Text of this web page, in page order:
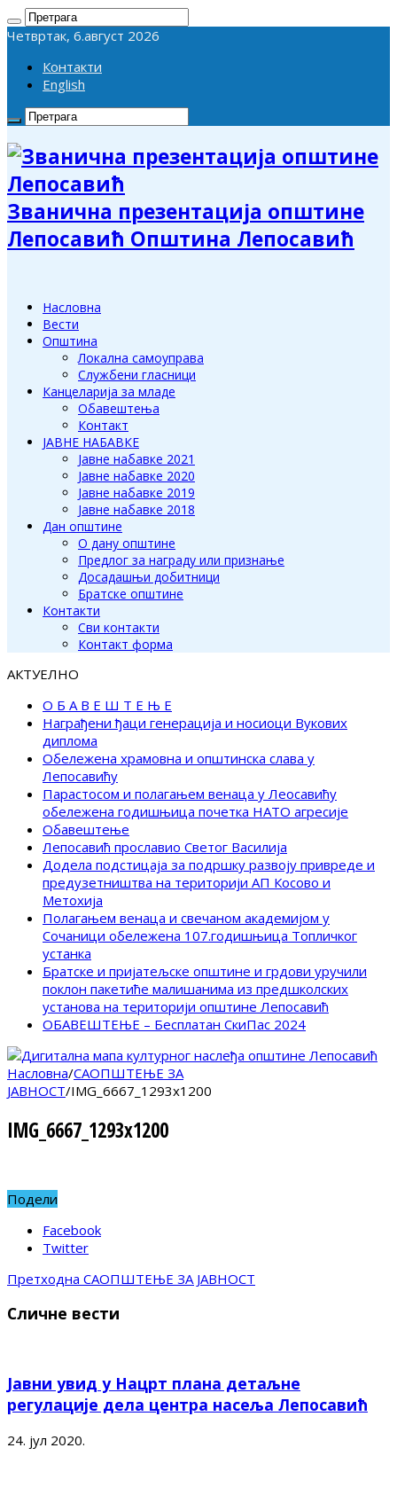
Четвртак, 6.август 2026
Контакти
English
Званична презентација општине
Лепосавић Општина Лепосавић
Насловна
Вести
Општина
Локална самоуправа
Службени гласници
Канцеларија за младе
Обавештења
Контакт
ЈАВНЕ НАБАВКЕ
Јавне набавке 2021
Јавне набавке 2020
Јавне набавке 2019
Јавне набавке 2018
Дан општине
О дану општине
Предлог за награду или признање
Досадашњи добитници
Братске општине
Контакти
Сви контакти
Контакт форма
АКТУЕЛНО
О Б А В Е Ш Т Е Њ Е
Награђени ђаци генерација и носиоци Вукових
диплома
Обележена храмовна и општинска слава у
Лепосавићу
Парастосом и полагањем венаца у Леосавићу
обележена годишњица почетка НАТО агресије
Обавештење
Лепосавић прославио Светог Василија
Додела подстицаја за подршку развоју привреде и
предузетништва на територији АП Косово и
Метохија
Полагањем венаца и свечаном академијом у
Сочаници обележена 107.годишњица Топличког
устанка
Братске и пријатељске општине и грдови уручили
поклон пакетиће малишанима из предшколских
установа на територији општине Лепосавић
ОБАВЕШТЕЊЕ – Бесплатан СкиПас 2024
Насловна/САОПШТЕЊЕ ЗА
ЈАВНОСТ/IMG_6667_1293x1200
IMG_6667_1293x1200
Подели
Facebook
Twitter
Претходна САОПШТЕЊЕ ЗА ЈАВНОСТ
Сличне вести
Јавни увид у Нацрт плана детаљне
регулације дела центра насеља Лепосавић
24. јул 2020.